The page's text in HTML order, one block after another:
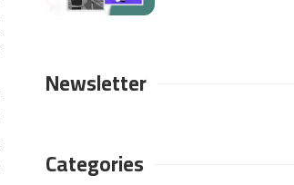
Newsletter
Categories